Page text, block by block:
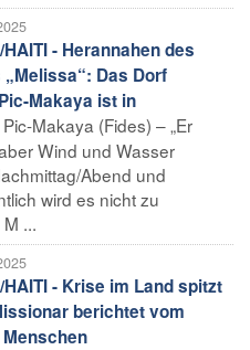
- Herannahen des
Das Dorf
Makaya ist in
Makaya (Fides) – „Er
Wind und Wasser
Abend und
wird es nicht zu
...
HAITI - Krise im Land spitzt
berichtet vom